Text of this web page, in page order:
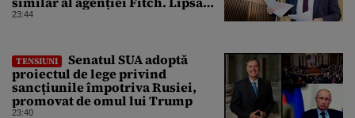
unui guvern cu puteri depline,
23:44
TENSIUNI
Senatul SUA adoptă
proiectul de lege privind
sancțiunile împotriva Rusiei,
promovat de omul lui Trump
23:40